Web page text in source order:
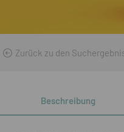
Zurück zu den
Beschreibung